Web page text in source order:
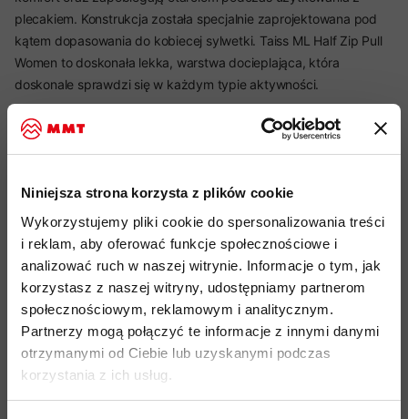
Niniejsza strona korzysta z plików cookie
Wykorzystujemy pliki cookie do spersonalizowania treści
i reklam, aby oferować funkcje społecznościowe i
analizować ruch w naszej witrynie. Informacje o tym, jak
korzystasz z naszej witryny, udostępniamy partnerom
społecznościowym, reklamowym i analitycznym.
Partnerzy mogą połączyć te informacje z innymi danymi
otrzymanymi od Ciebie lub uzyskanymi podczas
korzystania z ich usług.
plecakiem. Konstrukcja została specjalnie zaprojektowana pod
kątem dopasowania do kobiecej sylwetki. Taiss ML Half Zip Pull
Women to doskonała lekka, warstwa docieplająca, która
doskonale sprawdzi się w każdym typie aktywności.
Najważniejsze cechy:
idealny produkt do: wspinaczka, hiking, trekking, alpinizm, via
ferrata, narciarstwo, skitouring, podróże, codzienne
użytkowanie
Polar Polartec Power Stretch rozciągliwy w czterech
kierunkach, sprawnie odprowadza wilgoć, szybko schnie i
zachowuje swój kształt przez długi okres użytkowania
materiał poliestrowy pochodzący z recyklingu
gramatura materiału: 217 g/m2
doskonały stosunek gromadzenia ciepła do wagi